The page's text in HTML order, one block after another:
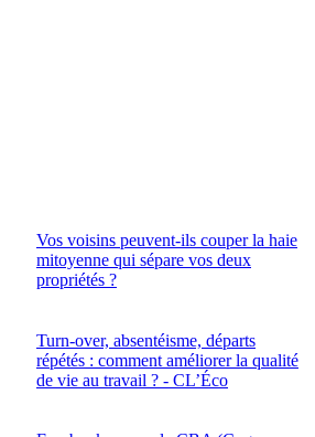
Vos voisins peuvent-ils couper la haie
mitoyenne qui sépare vos deux
propriétés ?
Turn-over, absentéisme, départs
répétés : comment améliorer la qualité
de vie au travail ? - CL’Éco